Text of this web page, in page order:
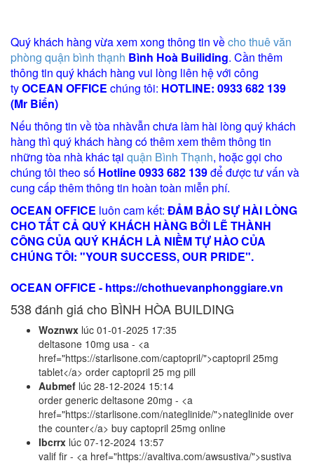
Quý khách hàng vừa xem xong thông tin vềcho thuê văn
phòng quận bình thạnh Bình Hoà Builiding. Cần thêm
thông tin quý khách hàng vui lòng liên hệ với công
tyOCEAN OFFICE chúng tôi: HOTLINE: 0933 682 139
(Mr Biển)
Nếu thông tin về tòa nhàvẫn chưa làm hài lòng quý khách
hàng thì quý khách hàng có thêm xem thêm thông tin
những tòa nhà khác tại quận Bình Thạnh, hoặc gọi cho
chúng tôi theo số Hotline 0933 682 139để được tư vấn và
cung cấp thêm thông tin hoàn toàn miễn phí.
OCEAN OFFICE luôn cam kết: ĐẢM BẢO SỰ HÀI LÒNG
CHO TẤT CẢ QUÝ KHÁCH HÀNG BỞI LẼ THÀNH
CÔNG CỦA QUÝ KHÁCH LÀ NIỀM TỰ HÀO CỦA
CHÚNG TÔI: "YOUR SUCCESS, OUR PRIDE".
OCEAN OFFICE - https://chothuevanphonggiare.vn
538đánh giá cho BÌNH HÒA BUILDING
Woznwx lúc 01-01-2025 17:35
deltasone 10mg usa - <a
href="https://starlisone.com/captopril/">captopril 25mg
tablet</a> order captopril 25 mg pill
Aubmef lúc 28-12-2024 15:14
order generic deltasone 20mg - <a
href="https://starlisone.com/nateglinide/">nateglinide over
the counter</a> buy captopril 25mg online
Ibcrrx lúc 07-12-2024 13:57
valif fir - <a href="https://avaltiva.com/awsustiva/">sustiva